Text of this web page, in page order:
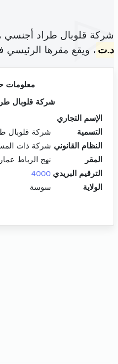
شركة قلوبال طراد أجنسي
د.ت ، ويقع مقرها
معلومات
شركة قلوبال
الإسم التجاري
التسمية
شركة قلوبال
النظام القانوني شركة ذات
المقر
نهج الرباط
الترقيم البريدي 4000
الولاية
سوسة